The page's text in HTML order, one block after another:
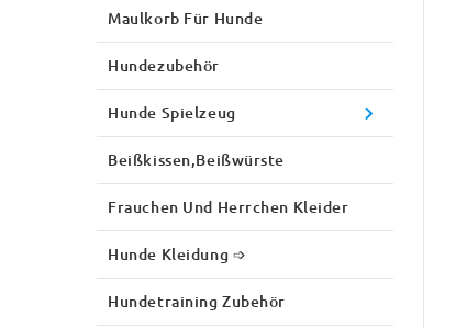
Maulkorb Für Hunde
Hundezubehör
Hunde Spielzeug
Beißkissen,Beißwürste
Frauchen Und Herrchen Kleider
Hunde Kleidung ➩
Hundetraining Zubehör